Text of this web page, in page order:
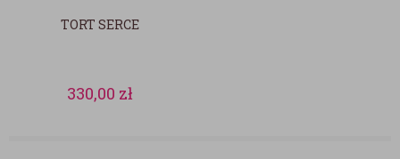
TORT SERCE
330,00 zł